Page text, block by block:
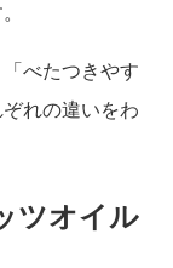
べたつきやす
れの違いをわ
ツオイル